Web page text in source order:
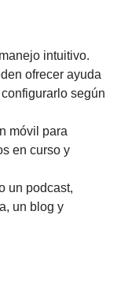
intuitivo.
ofrecer ayuda
según
móvil para
en curso y
un podcast,
un blog y